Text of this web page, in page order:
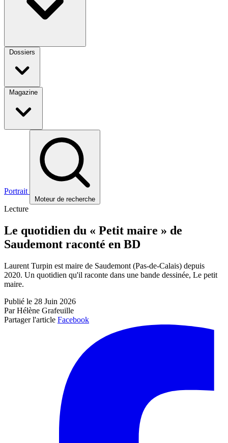
Dossiers
Magazine
Portrait
Moteur de recherche
Lecture
Le quotidien du « Petit maire » de
Saudemont raconté en BD
Laurent Turpin est maire de Saudemont (Pas-de-Calais) depuis
2020. Un quotidien qu'il raconte dans une bande dessinée, Le petit
maire.
Publié le 28 Juin 2026
Par Hélène Grafeuille
Partager l'article Facebook